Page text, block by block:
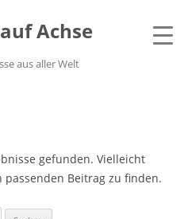
Achse
aus aller Welt
gefunden. Vielleicht
Beitrag zu finden.